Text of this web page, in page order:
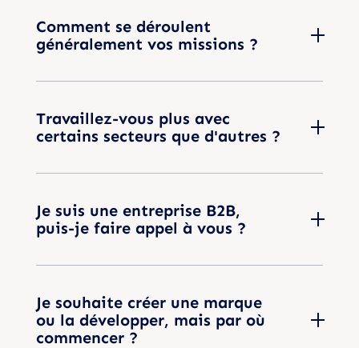
Comment se déroulent
généralement vos missions ?
Travaillez-vous plus avec
certains secteurs que d'autres ?
Je suis une entreprise B2B,
puis-je faire appel à vous ?
Je souhaite créer une marque
ou la développer, mais par où
commencer ?